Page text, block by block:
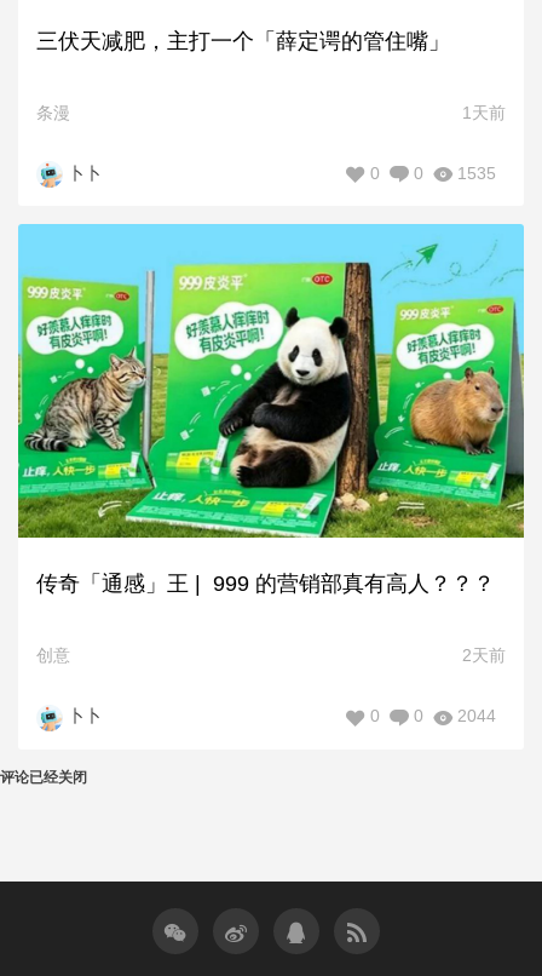
三伏天减肥，主打一个「薛定谔的管住嘴」
条漫 1天前
卜卜 1535
0
0
传奇「通感」王 | 999 的营销部真有高人？？？
创意 2天前
卜卜 2044
0
0
评论已经关闭